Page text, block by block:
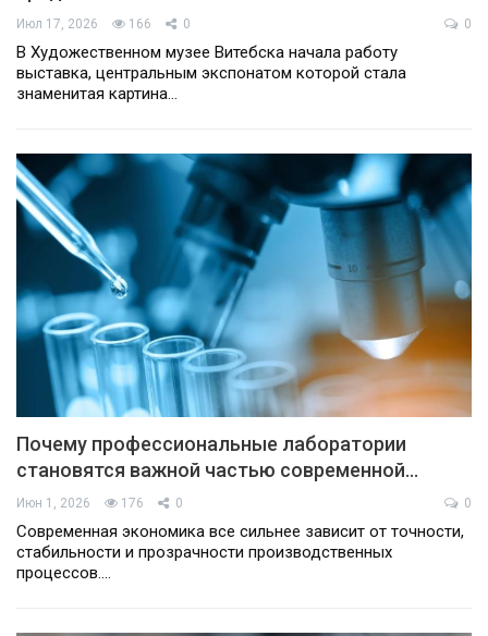
Июл 17, 2026 166 0 0
В Художественном музее Витебска начала работу
выставка, центральным экспонатом которой стала
знаменитая картина…
Почему профессиональные лаборатории
становятся важной частью современной…
Июн 1, 2026 176 0 0
Современная экономика все сильнее зависит от точности,
стабильности и прозрачности производственных
процессов.…